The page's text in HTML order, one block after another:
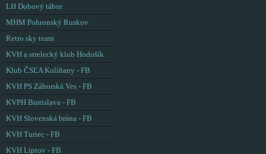
LH Dobový tábor
MHM Pohronský Ruskov
Retro sky team
KVH a strelecký klub Hodošík
Klub ČSĽA Kolíňany - FB
KVH PS Záhorská Ves - FB
KVPH Bratislava - FB
KVH Slovenská brána - FB
KVH Turiec - FB
KVH Liptov - FB